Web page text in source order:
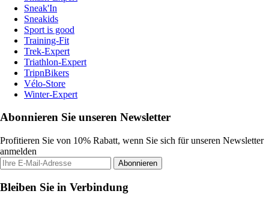
Sneak'In
Sneakids
Sport is good
Training-Fit
Trek-Expert
Triathlon-Expert
TripnBikers
Vélo-Store
Winter-Expert
Abonnieren Sie unseren Newsletter
Profitieren Sie von 10% Rabatt, wenn Sie sich für unseren Newsletter
anmelden
Abonnieren
Bleiben Sie in Verbindung